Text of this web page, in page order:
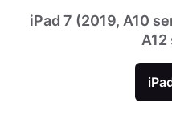
iPad 7 (2019, A10